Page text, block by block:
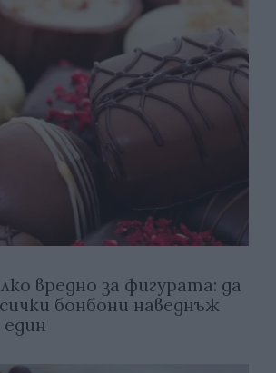
вредно за фигурата: да
бонбони наведнъж